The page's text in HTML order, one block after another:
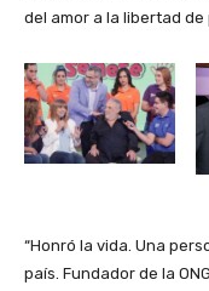
del amor a la libertad
“Honró la vida. Una
país. Fundador de la